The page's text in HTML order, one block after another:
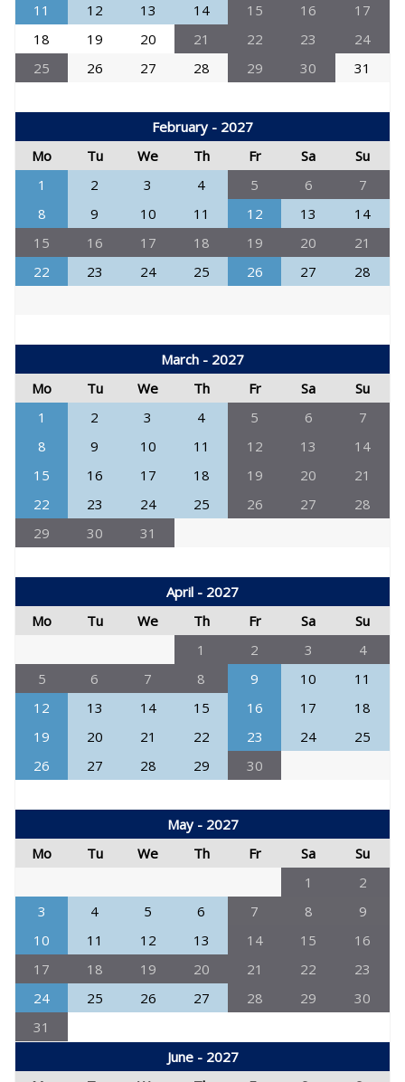
11
12 13 14 15 16
17
18
19 20 21 22 23
24
25
26 27 28 29 30 31
February - 2027
Mo
Tu We Th Fr Sa
Su
1
2 3 4 5 6
7
8
9 10 11 12 13
14
15
16 17 18 19 20
21
22
23 24 25 26 27 28
March - 2027
Mo
Tu We Th Fr Sa
Su
1
2 3 4 5 6
7
8
9 10 11 12 13
14
15
16 17 18 19 20
21
22
23 24 25 26 27
28
29
30 31
April - 2027
Mo
Tu We Th Fr Sa
Su
1
2 3
4
5
6 7 8 9 10
11
12
13 14 15 16 17
18
19
20 21 22 23 24
25
26
27 28 29 30
May - 2027
Mo
Tu We Th Fr Sa
Su
1
2
3
4 5 6 7 8
9
10
11 12 13 14 15
16
17
18 19 20 21 22
23
24
25 26 27 28 29
30
31
June - 2027